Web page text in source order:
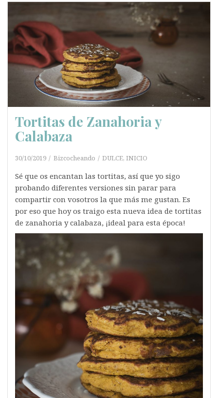
Tortitas de Zanahoria y
Calabaza
30/10/2019 Bizcocheando DULCE, INICIO
Sé que os encantan las tortitas, así que yo sigo
probando diferentes versiones sin parar para
compartir con vosotros la que más me gustan. Es
por eso que hoy os traigo esta nueva idea de tortitas
de zanahoria y calabaza, ¡ideal para esta época!